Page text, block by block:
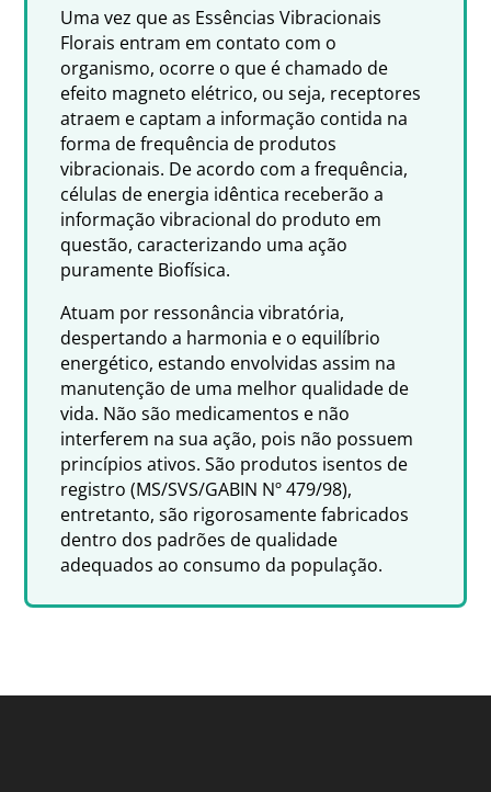
Uma vez que as Essências Vibracionais
Florais entram em contato com o
organismo, ocorre o que é chamado de
efeito magneto elétrico, ou seja, receptores
atraem e captam a informação contida na
forma de frequência de produtos
vibracionais. De acordo com a frequência,
células de energia idêntica receberão a
informação vibracional do produto em
questão, caracterizando uma ação
puramente Biofísica.
Atuam por ressonância vibratória,
despertando a harmonia e o equilíbrio
energético, estando envolvidas assim na
manutenção de uma melhor qualidade de
vida. Não são medicamentos e não
interferem na sua ação, pois não possuem
princípios ativos. São produtos isentos de
registro (MS/SVS/GABIN Nº 479/98),
entretanto, são rigorosamente fabricados
dentro dos padrões de qualidade
adequados ao consumo da população.